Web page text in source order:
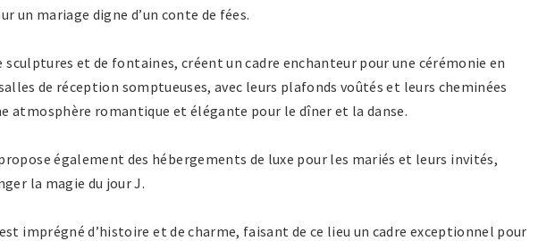
un mariage digne d’un conte de fées.
sculptures et de fontaines, créent un cadre enchanteur pour une cérémonie en
de réception somptueuses, avec leurs plafonds voûtés et leurs cheminées
atmosphère romantique et élégante pour le dîner et la danse.
également des hébergements de luxe pour les mariés et leurs invités,
la magie du jour J.
imprégné d’histoire et de charme, faisant de ce lieu un cadre exceptionnel pour